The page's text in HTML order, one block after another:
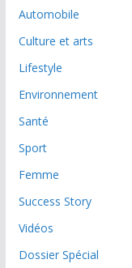
Automobile
Culture et arts
Lifestyle
Environnement
Santé
Sport
Femme
Success Story
Vidéos
Dossier Spécial